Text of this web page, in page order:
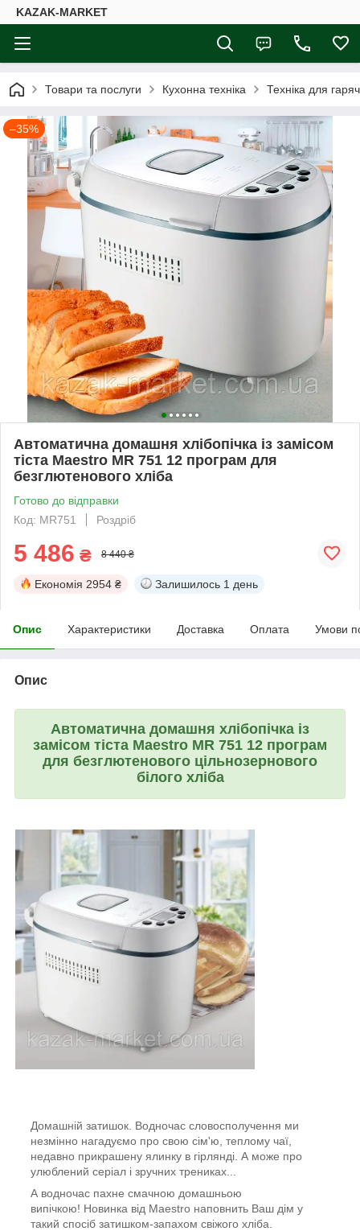
KAZAK-MARKET
Товари та послуги Кухонна техніка Техніка для
–35%
Автоматична домашня хлібопічка із замісом
тіста Maestro MR 751 12 програм для
безглютенового хліба
Готово до відправки
Код: MR751
Роздріб
5 486 ₴ 8 440 ₴
Економія 2954 ₴ Залишилось 1 день
Опис Характеристики Доставка Оплата Умови
Опис
Автоматична домашня хлібопічка із
замісом тіста Maestro MR 751 12 програм
для безглютенового цільнозернового
білого хліба
Домашній затишок. Водночас словосполучення ми
незмінно нагадуємо про свою сім'ю, теплому чаї,
недавно прикрашену ялинку в гірлянді. А може про
улюблений серіал і зручних трениках...
А водночас пахне смачною домашньою
випічкою! Новинка від Maestro наповнить Ваш дім у
такий спосіб затишком-запахом свіжого хліба.